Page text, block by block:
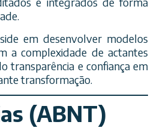
em desenvolver modelos
a complexidade de actantes
transparência e confiança em
transformação.
(ABNT)